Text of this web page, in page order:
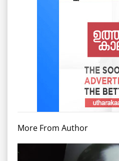
More From Author